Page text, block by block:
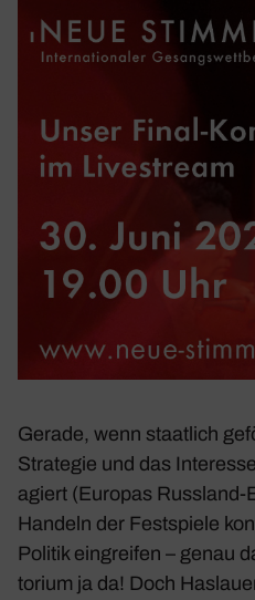
Gerade, wenn staat­lich
Stra­tegie und das
agiert (Europas Russ­land-
Handeln der Fest­spiele
Politik eingreifen – genau
to­rium ja da! Doch